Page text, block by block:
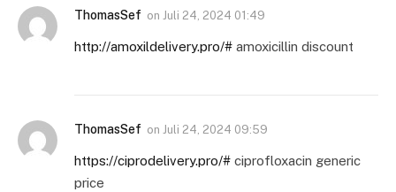
ThomasSef on Juli 24, 2024 01:49
http://amoxildelivery.pro/# amoxicillin discount
ThomasSef on Juli 24, 2024 09:59
https://ciprodelivery.pro/# ciprofloxacin generic
price